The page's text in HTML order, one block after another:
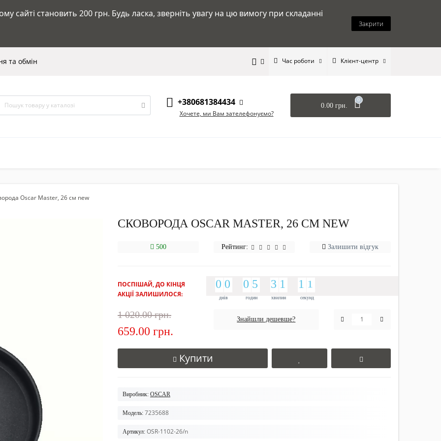
сайті становить 200 грн. Будь ласка, зверніть увагу на цю вимогу при складанні
Закрити
та обмін Час роботи Клієнт-центр
+380681384434
Хочете, ми Вам зателефонуємо?
0.00 грн.
0
Oscar Master, 26 см new
СКОВОРОДА OSCAR MASTER, 26 СМ NEW
500 Рейтинг: Залишити відгук
ПОСПІШАЙ, ДО КІНЦЯ
АКЦІЇ ЗАЛИШИЛОСЯ:
днів
9
9
0
0 9
9
0
0
годин
9
9
0
0 4
4
5
5
хвилин
2
2
3
3 1
1
1
1
секунд
1
1
1
1 1
1
0
0
1 020.00 грн.
659.00 грн.
Знайшли дешевше?
Купити
Виробник: OSCAR
Модель: 7235688
Артикул: OSR-1102-26/n